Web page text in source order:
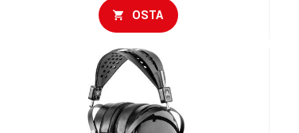
OSTA